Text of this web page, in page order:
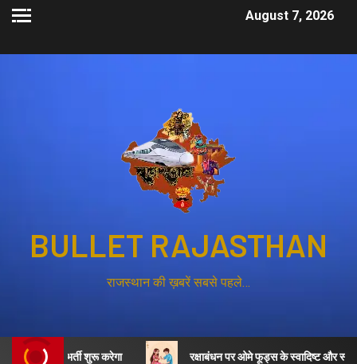
August 7, 2026
BULLET RAJASTHAN
राजस्थान की ख़बरें सबसे पहले…
की भर्ती शुरू करेगा रक्षाबंधन पर ओमे फूड्स के स्वादिष्ट और